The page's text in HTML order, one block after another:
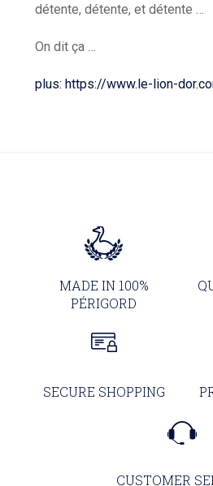
détente, détente, et détente …
On dit ça …
plus: https://www.le-lion-
MADE IN 100%
PÉRIGORD
SECURE SHOPPING
CUSTOMER